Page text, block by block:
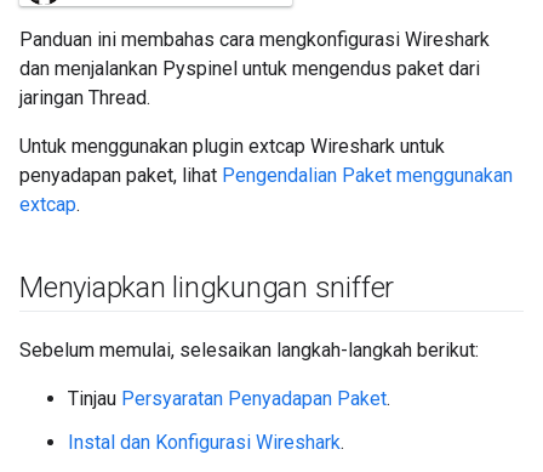
Panduan ini membahas cara mengkonfigurasi Wireshark
dan menjalankan Pyspinel untuk mengendus paket dari
jaringan Thread.
Untuk menggunakan plugin extcap Wireshark untuk
penyadapan paket, lihat Pengendalian Paket menggunakan
extcap.
Menyiapkan lingkungan sniffer
Sebelum memulai, selesaikan langkah-langkah berikut:
Tinjau Persyaratan Penyadapan Paket.
Instal dan Konfigurasi Wireshark.